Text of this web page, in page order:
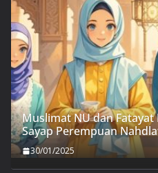
Muslimat NU dan Fatayat
Sayap Perempuan
30/01/2025